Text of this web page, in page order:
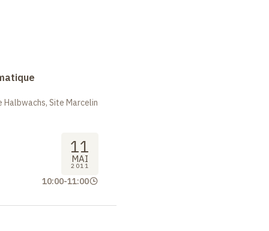
Site Marcelin
11
MAI
2011
10:00-11:00